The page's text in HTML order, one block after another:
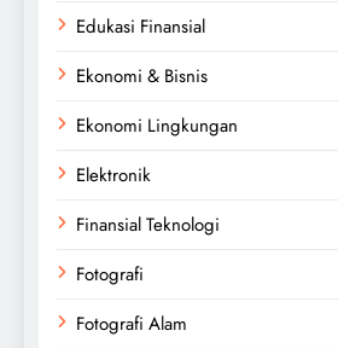
Edukasi Finansial
Ekonomi & Bisnis
Ekonomi Lingkungan
Elektronik
Finansial Teknologi
Fotografi
Fotografi Alam